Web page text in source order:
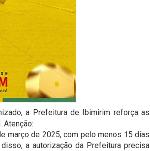
a Prefeitura de Ibimirim reforça as
Atenção:
março de 2025, com pelo menos 15 dias
a autorização da Prefeitura precisa